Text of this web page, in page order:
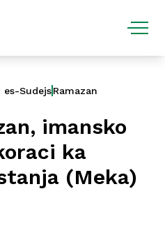
SudejsRamazan
imansko
ka
(Meka)